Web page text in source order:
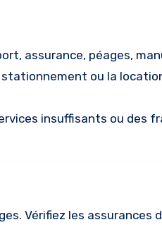
assurance, péages,
ou la
insuffisants ou des
Vérifiez les assurances